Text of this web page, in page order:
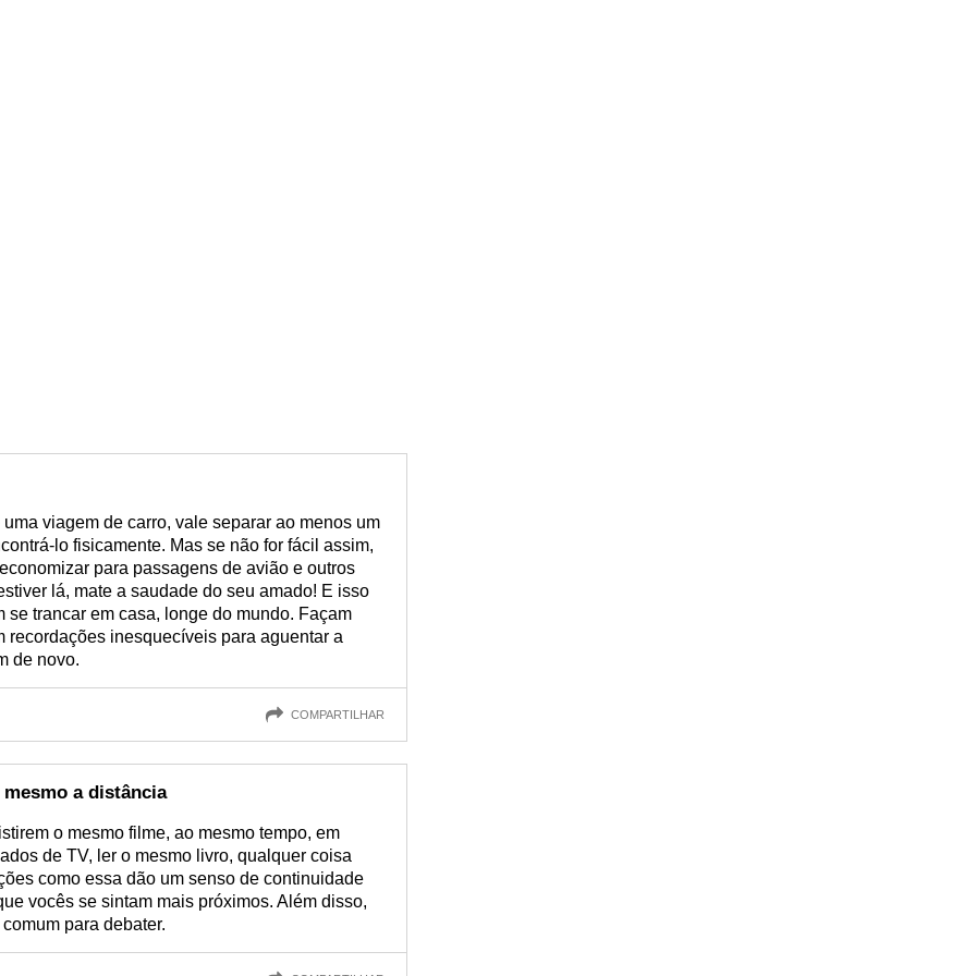
viagem de carro, vale separar ao menos um
lo fisicamente. Mas se não for fácil assim,
para passagens de avião e outros
lá, mate a saudade do seu amado! E isso
se trancar em casa, longe do mundo. Façam
recordações inesquecíveis para aguentar a
de novo.
COMPARTILHAR
a distância
o mesmo filme, ao mesmo tempo, em
de TV, ler o mesmo livro, qualquer coisa
como essa dão um senso de continuidade
vocês se sintam mais próximos. Além disso,
para debater.